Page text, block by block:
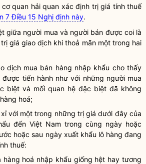
quan hải quan xác định trị giá tính thuế
7 Điều 15 Nghị định này.
giữa người mua và người bán được coi là
giá giao dịch khi thoả mãn một trong hai
dịch mua bán hàng nhập khẩu cho thấy
tiến hành như với những người mua
biệt và mối quan hệ đặc biệt đã không
hàng hoá;
với một trong những trị giá dưới đây của
đến Việt Nam trong cùng ngày hoặc
hoặc sau ngày xuất khẩu lô hàng đang
thuế:
hàng hoá nhập khẩu giống hệt hay tương